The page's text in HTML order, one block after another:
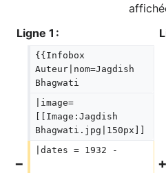
Ligne 1 :
{{Infobox
Auteur|nom=Jagdish
Bhagwati
|image=
[[Image:Jagdish
Bhagwati.jpg|150px]]
|dates = 1932 -